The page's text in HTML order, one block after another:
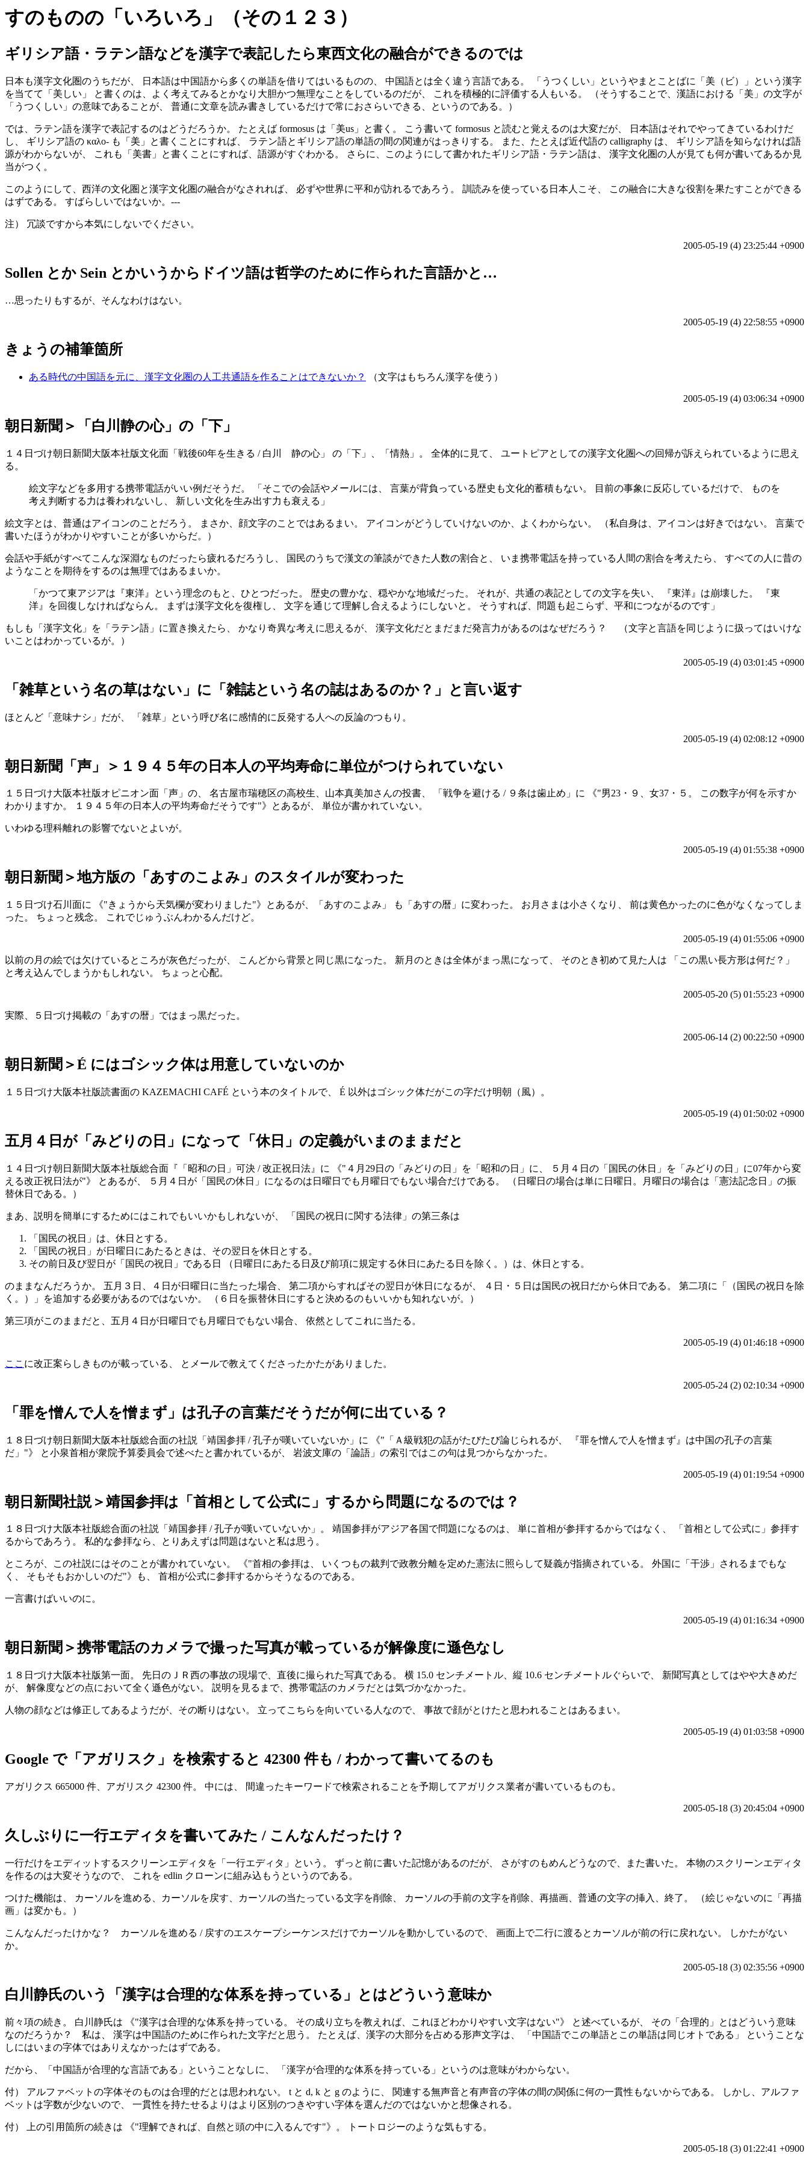
すのものの「いろいろ」（その１２３）
ギリシア語・ラテン語などを漢字で表記したら東西文化の融合ができるのでは
日本も漢字文化圏のうちだが、 日本語は中国語から多くの単語を借りてはいるものの、 中国語とは全く違う言語である。 「うつくしい」というやまとことばに「美（ビ）」という漢字
を当てて「美しい」 と書くのは、よく考えてみるとかなり大胆かつ無理なことをしているのだが、 これを積極的に評価する人もいる。 （そうすることで、漢語における「美」の文字が
「うつくしい」の意味であることが、 普通に文章を読み書きしているだけで常におさらいできる、というのである。）
では、ラテン語を漢字で表記するのはどうだろうか。 たとえば formosus は「美us」と書く。 こう書いて formosus と読むと覚えるのは大変だが、 日本語はそれでやってきているわけだ
し、 ギリシア語の καλο- も「美」と書くことにすれば、 ラテン語とギリシア語の単語の間の関連がはっきりする。 また、たとえば近代語の calligraphy は、 ギリシア語を知らなければ語
源がわからないが、 これも「美書」と書くことにすれば、語源がすぐわかる。 さらに、このようにして書かれたギリシア語・ラテン語は、 漢字文化圏の人が見ても何が書いてあるか見
当がつく。
このようにして、西洋の文化圏と漢字文化圏の融合がなされれば、 必ずや世界に平和が訪れるであろう。 訓読みを使っている日本人こそ、 この融合に大きな役割を果たすことができる
はずである。 すばらしいではないか。---
注） 冗談ですから本気にしないでください。
2005-05-19 (4) 23:25:44 +0900
Sollen とか Sein とかいうからドイツ語は哲学のために作られた言語かと…
…思ったりもするが、そんなわけはない。
2005-05-19 (4) 22:58:55 +0900
きょうの補筆箇所
ある時代の中国語を元に、漢字文化圏の人工共通語を作ることはできないか？ （文字はもちろん漢字を使う）
2005-05-19 (4) 03:06:34 +0900
朝日新聞＞「白川静の心」の「下」
１４日づけ朝日新聞大阪本社版文化面「戦後60年を生きる / 白川 静の心」 の「下」、「情熱」。 全体的に見て、 ユートピアとしての漢字文化圏への回帰が訴えられているように思え
る。
絵文字などを多用する携帯電話がいい例だそうだ。 「そこでの会話やメールには、 言葉が背負っている歴史も文化的蓄積もない。 目前の事象に反応しているだけで、 ものを
考え判断する力は養われないし、 新しい文化を生み出す力も衰える」
絵文字とは、普通はアイコンのことだろう。 まさか、顔文字のことではあるまい。 アイコンがどうしていけないのか、よくわからない。 （私自身は、アイコンは好きではない。 言葉で
書いたほうがわかりやすいことが多いからだ。）
会話や手紙がすべてこんな深淵なものだったら疲れるだろうし、 国民のうちで漢文の筆談ができた人数の割合と、 いま携帯電話を持っている人間の割合を考えたら、 すべての人に昔の
ようなことを期待をするのは無理ではあるまいか。
「かつて東アジアは『東洋』という理念のもと、ひとつだった。 歴史の豊かな、穏やかな地域だった。 それが、共通の表記としての文字を失い、 『東洋』は崩壊した。 『東
洋』を回復しなければならん。 まずは漢字文化を復権し、 文字を通じて理解し合えるようにしないと。 そうすれば、問題も起こらず、平和につながるのです」
もしも「漢字文化」を「ラテン語」に置き換えたら、 かなり奇異な考えに思えるが、 漢字文化だとまだまだ発言力があるのはなぜだろう？
（文字と言語を同じように扱ってはいけな
いことはわかっているが。）
2005-05-19 (4) 03:01:45 +0900
「雑草という名の草はない」に「雑誌という名の誌はあるのか？」と言い返す
ほとんど「意味ナシ」だが、 「雑草」という呼び名に感情的に反発する人への反論のつもり。
2005-05-19 (4) 02:08:12 +0900
朝日新聞「声」＞１９４５年の日本人の平均寿命に単位がつけられていない
１５日づけ大阪本社版オピニオン面「声」の、 名古屋市瑞穂区の高校生、山本真美加さんの投書、 「戦争を避ける / ９条は歯止め」に 《 男23・９、女37・５。 この数字が何を示すか
わかりますか。 １９４５年の日本人の平均寿命だそうです 》とあるが、 単位が書かれていない。
いわゆる理科離れの影響でないとよいが。
2005-05-19 (4) 01:55:38 +0900
朝日新聞＞地方版の「あすのこよみ」のスタイルが変わった
１５日づけ石川面に 《 きょうから天気欄が変わりました 》とあるが、「あすのこよみ」 も「あすの暦」に変わった。 お月さまは小さくなり、 前は黄色かったのに色がなくなってしま
った。 ちょっと残念。 これでじゅうぶんわかるんだけど。
2005-05-19 (4) 01:55:06 +0900
以前の月の絵では欠けているところが灰色だったが、 こんどから背景と同じ黒になった。 新月のときは全体がまっ黒になって、 そのとき初めて見た人は 「この黒い長方形は何だ？」
と考え込んでしまうかもしれない。 ちょっと心配。
2005-05-20 (5) 01:55:23 +0900
実際、５日づけ掲載の「あすの暦」ではまっ黒だった。
2005-06-14 (2) 00:22:50 +0900
朝日新聞＞É にはゴシック体は用意していないのか
１５日づけ大阪本社版読書面の KAZEMACHI CAFÉ という本のタイトルで、 É 以外はゴシック体だがこの字だけ明朝（風）。
2005-05-19 (4) 01:50:02 +0900
五月４日が「みどりの日」になって「休日」の定義がいまのままだと
１４日づけ朝日新聞大阪本社版総合面『「昭和の日」可決 / 改正祝日法』に 《
４月29日の「みどりの日」を「昭和の日」に、 ５月４日の「国民の休日」を「みどりの日」に07年から変
える改正祝日法が 》 とあるが、 ５月４日が「国民の休日」になるのは日曜日でも月曜日でもない場合だけである。 （日曜日の場合は単に日曜日。月曜日の場合は「憲法記念日」の振
替休日である。）
まあ、説明を簡単にするためにはこれでもいいかもしれないが、 「国民の祝日に関する法律」の第三条は
「国民の祝日」は、休日とする。
「国民の祝日」が日曜日にあたるときは、その翌日を休日とする。
その前日及び翌日が「国民の祝日」である日 （日曜日にあたる日及び前項に規定する休日にあたる日を除く。）は、休日とする。
のままなんだろうか。 五月３日、４日が日曜日に当たった場合、 第二項からすればその翌日が休日になるが、 ４日・５日は国民の祝日だから休日である。 第二項に「（国民の祝日を除
く。）」を追加する必要があるのではないか。 （６日を振替休日にすると決めるのもいいかも知れないが。）
第三項がこのままだと、五月４日が日曜日でも月曜日でもない場合、 依然としてこれに当たる。
2005-05-19 (4) 01:46:18 +0900
ここ に改正案らしきものが載っている、 とメールで教えてくださったかたがありました。
2005-05-24 (2) 02:10:34 +0900
「罪を憎んで人を憎まず」は孔子の言葉だそうだが何に出ている？
１８日づけ朝日新聞大阪本社版総合面の社説「靖国参拝 / 孔子が嘆いていないか」に 《
「Ａ級戦犯の話がたびたび論じられるが、 『罪を憎んで人を憎まず』は中国の孔子の言葉
だ」
》 と小泉首相が衆院予算委員会で述べたと書かれているが、 岩波文庫の「論語」の索引ではこの句は見つからなかった。
2005-05-19 (4) 01:19:54 +0900
朝日新聞社説＞靖国参拝は「首相として公式に」するから問題になるのでは？
１８日づけ大阪本社版総合面の社説「靖国参拝 / 孔子が嘆いていないか」。 靖国参拝がアジア各国で問題になるのは、 単に首相が参拝するからではなく、 「首相として公式に」参拝す
るからであろう。 私的な参拝なら、とりあえずは問題はないと私は思う。
ところが、この社説にはそのことが書かれていない。 《 首相の参拝は、 いくつもの裁判で政教分離を定めた憲法に照らして疑義が指摘されている。 外国に「干渉」されるまでもな
く、 そもそもおかしいのだ 》も、 首相が公式に参拝するからそうなるのである。
一言書けばいいのに。
2005-05-19 (4) 01:16:34 +0900
朝日新聞＞携帯電話のカメラで撮った写真が載っているが解像度に遜色なし
１８日づけ大阪本社版第一面。 先日のＪＲ西の事故の現場で、直後に撮られた写真である。 横 15.0 センチメートル、縦 10.6 センチメートルぐらいで、 新聞写真としてはやや大きめだ
が、 解像度などの点において全く遜色がない。 説明を見るまで、携帯電話のカメラだとは気づかなかった。
人物の顔などは修正してあるようだが、その断りはない。 立ってこちらを向いている人なので、 事故で顔がとけたと思われることはあるまい。
2005-05-19 (4) 01:03:58 +0900
Google で「アガリスク」を検索すると 42300 件も / わかって書いてるのも
アガリクス 665000 件、アガリスク 42300 件。 中には、 間違ったキーワードで検索されることを予期してアガリクス業者が書いているものも。
2005-05-18 (3) 20:45:04 +0900
久しぶりに一行エディタを書いてみた / こんなんだったけ？
一行だけをエディットするスクリーンエディタを「一行エディタ」という。 ずっと前に書いた記憶があるのだが、 さがすのもめんどうなので、また書いた。 本物のスクリーンエディタ
を作るのは大変そうなので、 これを edlin クローンに組み込もうというのである。
つけた機能は、 カーソルを進める、カーソルを戻す、カーソルの当たっている文字を削除、 カーソルの手前の文字を削除、再描画、普通の文字の挿入、終了。 （絵じゃないのに「再描
画」は変かも。）
こんなんだったけかな？ カーソルを進める / 戻すのエスケープシーケンスだけでカーソルを動かしているので、 画面上で二行に渡るとカーソルが前の行に戻れない。 しかたがない
か。
2005-05-18 (3) 02:35:56 +0900
白川静氏のいう「漢字は合理的な体系を持っている」とはどういう意味か
前々項の続き。 白川静氏は 《 漢字は合理的な体系を持っている。 その成り立ちを教えれば、これほどわかりやすい文字はない 》 と述べているが、 その「合理的」とはどういう意味
なのだろうか？ 私は、 漢字は中国語のために作られた文字だと思う。 たとえば、漢字の大部分を占める形声文字は、 「中国語でこの単語とこの単語は同じオトである」 ということな
しにはいまの字体ではありえなかったはずである。
だから、「中国語が合理的な言語である」ということなしに、 「漢字が合理的な体系を持っている」というのは意味がわからない。
付） アルファベットの字体そのものは合理的だとは思われない。 t と d, k と g のように、 関連する無声音と有声音の字体の間の関係に何の一貫性もないからである。 しかし、アルファ
ベットは字数が少ないので、 一貫性を持たせるよりはより区別のつきやすい字体を選んだのではないかと想像される。
付） 上の引用箇所の続きは 《 理解できれば、自然と頭の中に入るんです 》。 トートロジーのような気もする。
2005-05-18 (3) 01:22:41 +0900